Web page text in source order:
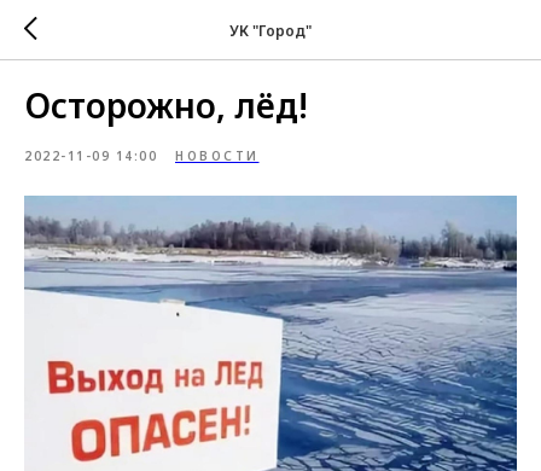
УК "Город"
Осторожно, лёд!
2022-11-09 14:00 НОВОСТИ